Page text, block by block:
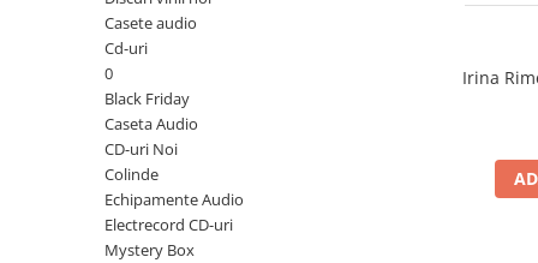
Viniluri Românești
Colecția Electrecord
Casete audio
Cd-uri
0
Black Friday
Caseta Audio
CD-uri Noi
Colinde
Echipamente Audio
Electrecord CD-uri
Mystery Box
Irina